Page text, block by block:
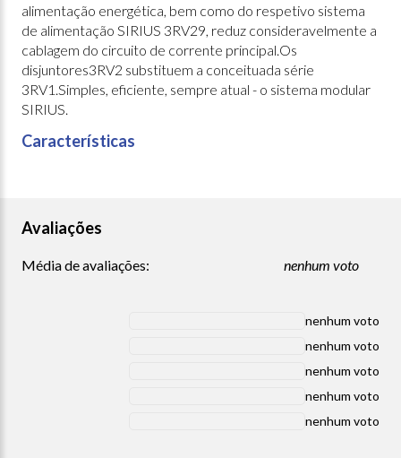
alimentação energética, bem como do respetivo sistema
de alimentação SIRIUS 3RV29, reduz consideravelmente a
cablagem do circuito de corrente principal.Os
disjuntores3RV2 substituem a conceituada série
3RV1.Simples, eficiente, sempre atual - o sistema modular
SIRIUS.
Características
Avaliações
Média de avaliações: nenhum voto
nenhum voto
nenhum voto
nenhum voto
nenhum voto
nenhum voto